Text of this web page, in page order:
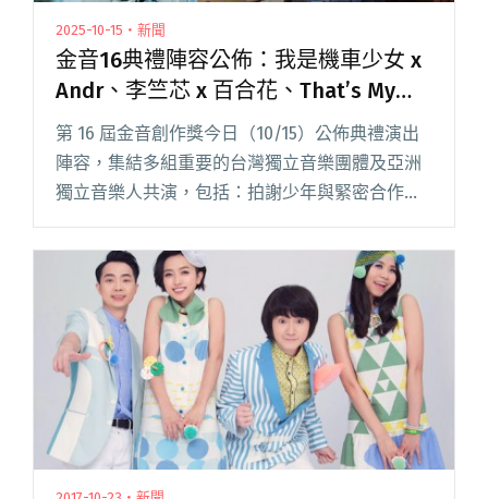
2025-10-15・新聞
金音16典禮陣容公佈：我是機車少女 x
Andr、李竺芯 x 百合花、That’s My
Shhh與someshiit 山姆將登台共演
第 16 屆金音創作獎今日（10/15）公佈典禮演出
陣容，集結多組重要的台灣獨立音樂團體及亞洲
獨立音樂人共演，包括：拍謝少年與緊密合作的
「台味跨界藝術團體」拚場、派對組織 That’s My
Shhh 與 someshiit 山閱讀全文 "金音16典禮陣容
公佈：我是機車少女 x Andr、李竺芯 x 百合花、
That’s My Shhh與someshiit 山姆將登台共演"